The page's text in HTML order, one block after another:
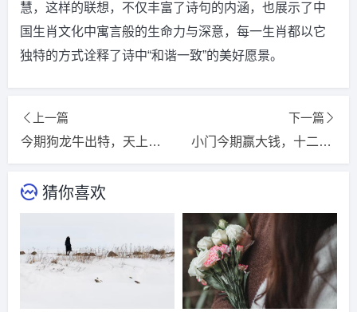
慧，这样的联想，不仅丰富了诗句的内涵，也展示了中
国生肖文化中寓言般的生命力与深意，每一生肖都以它
独特的方式诠释了诗中“和谐一致”的美好愿景。
上一篇
今期狗龙牛出特，天上齐声举画桡是指什么生肖,打一精选词语释义解释落实
下一篇
小门今期赢大钱，十二生肖我为先打一准确生肖，词语揭晓释义落实
猜你喜欢